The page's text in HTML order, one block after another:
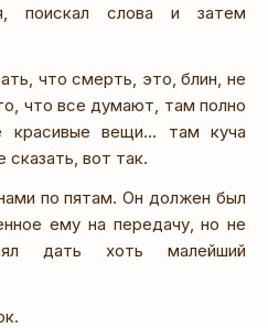
поискал слова и затем
что смерть, это, блин, не
что все думают, там полно
красивые вещи… там куча
вот так.
по пятам. Он должен был
ему на передачу, но не
дать хоть малейший